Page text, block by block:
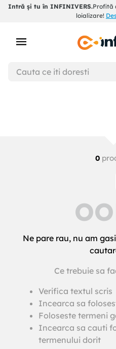
Intră și tu în INFINIVERS.Profită
loializare!
0
Ne pare rau, nu am
Ce trebuie sa
Verifica textul scris
Incearca sa
Foloseste termeni
Incearca sa cauti
termenului dorit